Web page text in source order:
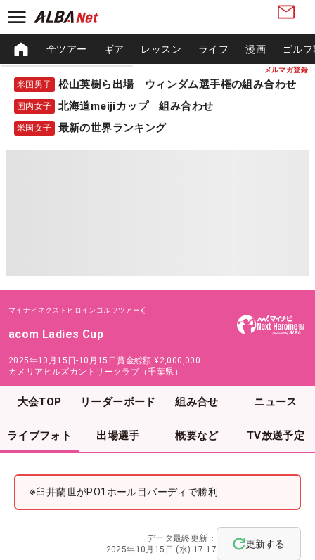
メルマガ登録
全ツアー ギア レッスン ライフ 漫画 ゴル
米国男子 松山英樹ら出場 ウィンダム選手権の組み合わせ
国内女子 北海道meijiカップ 組み合わせ
米国女子 最新の世界ランキング
マイナビネクストヒロインゴルフツアー
acom Ladies Cup
2025年10月15日-10月15日賞金総額 ¥2,000,000
カメリアヒルズカントリークラブ（千葉県）
大会TOP リーダーボード 組み合せ ニュース
ライブフォト 出場選手 概要など TV放送予定
※臼井蘭世がPO1ホール目バーディで勝利
データ最終更新：
2025年10月15日 (水) 17:17
更新する